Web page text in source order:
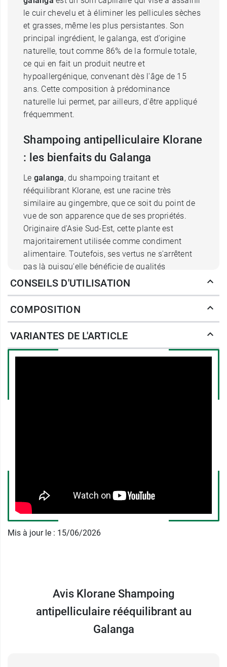
le cuir chevelu et à éliminer les pellicules sèches
et grasses, même les plus persistantes. Son
principal ingrédient, le galanga, est d'origine
naturelle, tout comme 86% de la formule totale,
ce qui en fait un produit neutre et
hypoallergénique, convenant dès l'âge de 15
ans. Cette composition à prédominance
naturelle lui permet, par ailleurs, d'être appliqué
fréquemment.
Shampoing antipelliculaire Klorane
: les bienfaits du Galanga
Le galanga, du shampoing traitant et
rééquilibrant Klorane, est une racine très
similaire au gingembre, que ce soit du point de
vue de son apparence que de ses propriétés.
Originaire d'Asie Sud-Est, cette plante est
majoritairement utilisée comme condiment
alimentaire. Toutefois, ses vertus ne s'arrêtent
pas là puisqu'elle bénéficie de qualités
purifiantesetfongicidesqui vont assainir la
capillaires les cellules mortes et autres squames
Appliqué régulièrement, ce soin désencombre
votre chevelure et permet unrééquilibrage
fragrance ambrée très agréable dans vos
cheveux.
Caractéristiques du shampoing
86% d'ingrédients d'origine naturelle
100 % des pellicules éliminées*
Fabriqué en France
Pellicules visibles, dès la première utilisation - Test en vie
CONSEILS D'UTILISATION
COMPOSITION
VARIANTES DE L'ARTICLE
Mis à jour le : 15/06/2026
Avis Klorane Shampoing
antipelliculaire rééquilibrant au
Galanga